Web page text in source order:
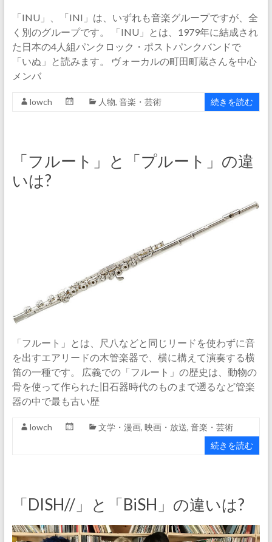
「INU」、「INI」は、いずれも音楽グループですが、全
く別のグループです。 「INU」とは、1979年に結成され
た日本の4人組パンクロック・ポストパンクバンドで
「いぬ」と読みます。 ヴォーカルの町田町蔵さんを中心
メンバ
lowch 人物, 音楽・芸術 続きを読む
「フルート」と「プルート」の違
いは?
「フルート」とは、尺八などと同じリードを使わずに音
を出すエアリードの木管楽器で、横に構えて演奏する横
笛の一種です。 広義での「フルート」の歴史は、動物の
骨を使って作られた旧石器時代のものまで遡るなど管楽
器の中で最も古い歴
lowch 文学・漫画, 映画・放送, 音楽・芸術
続きを読む
「DISH//」と「BiSH」の違いは?